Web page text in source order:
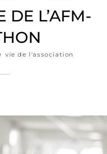
DE L’AFM-
vie de l'association